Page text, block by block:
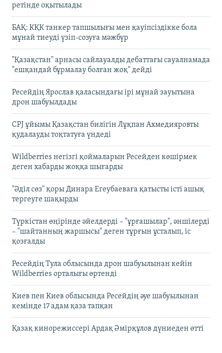
ретінде оқытылады
БАҚ: КҚК танкер тапшылығы мен қауіпсіздікке бола
мұнай тиеуді үзіп-созуға мәжбүр
"Қазақстан" арнасы сайлауалды дебаттағы сауалнамада
"ешқандай бұрмалау болған жоқ" дейді
Ресейдің Ярослав қаласындағы ірі мұнай зауытына
дрон шабуылдады
CPJ ұйымы Қазақстан билігін Лұқпан Ахмедияровты
қудалауды тоқтатуға үндеді
Wildberries негізгі қоймаларын Ресейден көшірмек
деген хабарды жоққа шығарды
"Әділ сөз" қоры Динара Егеубаеваға қатысты істі ашық
тергеуге шақырды
Түркістан өңірінде әйелдерді – "ұрғашылар", әншілерді
– "шайтанның жаршысы" деген тұрғын ұсталып, іс
қозғалды
Ресейдің Тула облысында дрон шабуылынан кейін
Wildberries орталығы өртенді
Киев пен Киев облысында Ресейдің әуе шабуылынан
кемінде 17 адам қаза тапқан
Қазақ кинорежиссері Ардақ Әмірқұлов дүниеден өтті